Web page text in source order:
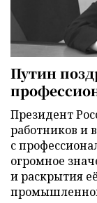
Путин
Президент
работников и
с
огромное
и раскрытия